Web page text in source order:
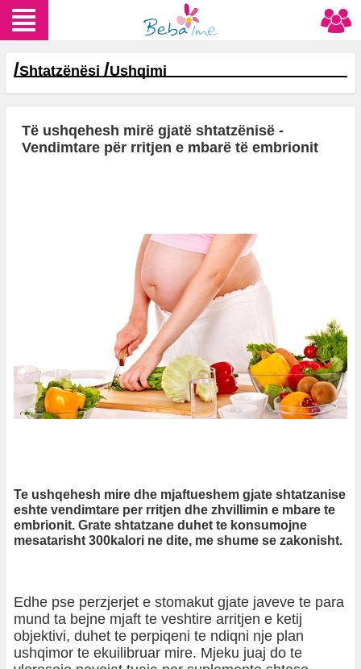
/Shtatzënësi /Ushqimi
Të ushqehesh mirë gjatë shtatzënisë -
Vendimtare për rritjen e mbarë të embrionit
Te ushqehesh mire dhe mjaftueshem gjate shtatzanise
eshte vendimtare per rritjen dhe zhvillimin e mbare te
embrionit. Grate shtatzane duhet te konsumojne
mesatarisht 300kalori ne dite, me shume se zakonisht.
Edhe pse perzjerjet e stomakut gjate javeve te para
mund ta bejne mjaft te veshtire arritjen e ketij
objektivi, duhet te perpiqeni te ndiqni nje plan
ushqimor te ekuilibruar mire. Mjeku juaj do te